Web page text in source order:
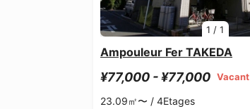
1 /1
Ampouleur Fer TAKEDA
¥77,000 - ¥77,000 Vacant
23.09㎡〜 / 4Etages